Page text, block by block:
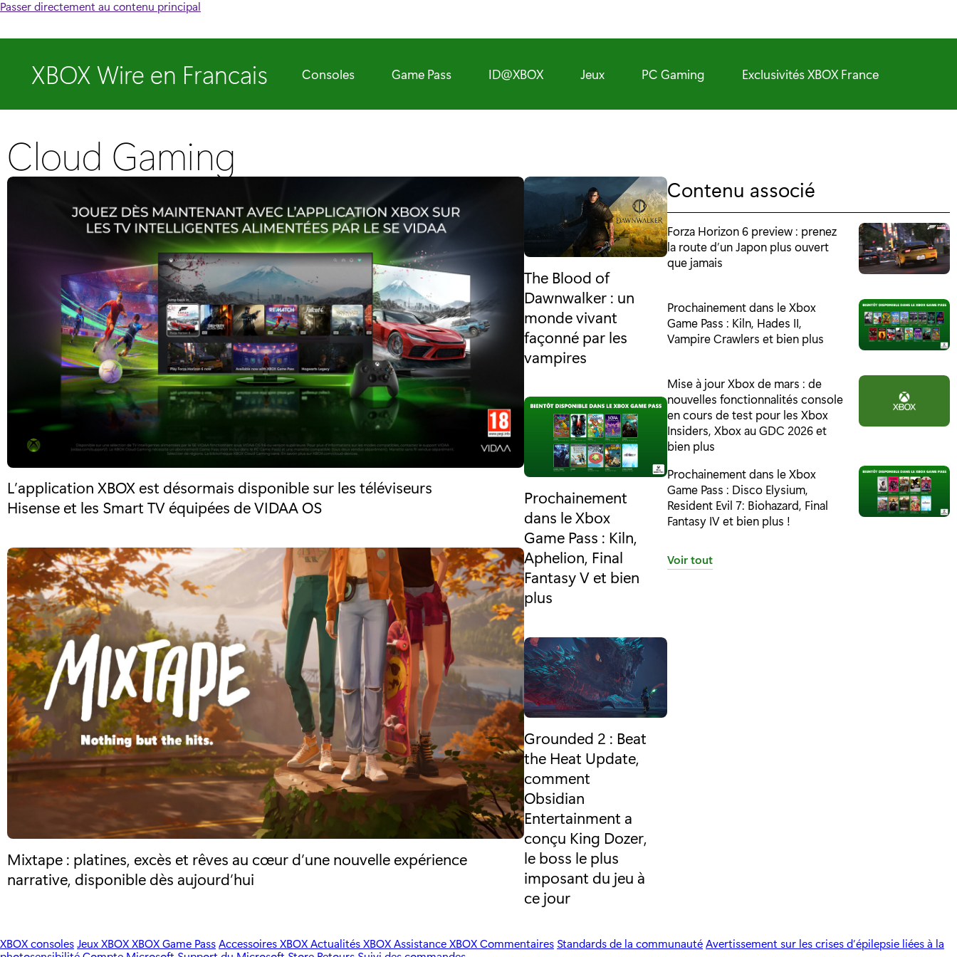
Passer directement au contenu principal
XBOX Wire en Francais Consoles Game Pass ID@XBOX Jeux PC Gaming Exclusivités XBOX France
Cloud Gaming
L’application XBOX est désormais disponible sur les téléviseurs
Hisense et les Smart TV équipées de VIDAA OS
Mixtape : platines, excès et rêves au cœur d’une nouvelle expérience
narrative, disponible dès aujourd’hui
The Blood of
Dawnwalker : un
monde vivant
façonné par les
vampires
Prochainement
dans le Xbox
Game Pass : Kiln,
Aphelion, Final
Fantasy V et bien
plus
Grounded 2 : Beat
the Heat Update,
comment
Obsidian
Entertainment a
conçu King Dozer,
le boss le plus
imposant du jeu à
ce jour
Contenu associé
Forza Horizon 6 preview : prenez
la route d’un Japon plus ouvert
que jamais
Prochainement dans le Xbox
Game Pass : Kiln, Hades II,
Vampire Crawlers et bien plus
Mise à jour Xbox de mars : de
nouvelles fonctionnalités console
en cours de test pour les Xbox
Insiders, Xbox au GDC 2026 et
bien plus
Prochainement dans le Xbox
Game Pass : Disco Elysium,
Resident Evil 7: Biohazard, Final
Fantasy IV et bien plus !
Voir tout
XBOX consolesJeux XBOXXBOX Game PassAccessoires XBOXActualités XBOXAssistance XBOXCommentaires Standards de la communautéAvertissement sur les crises d’épilepsie liées à la